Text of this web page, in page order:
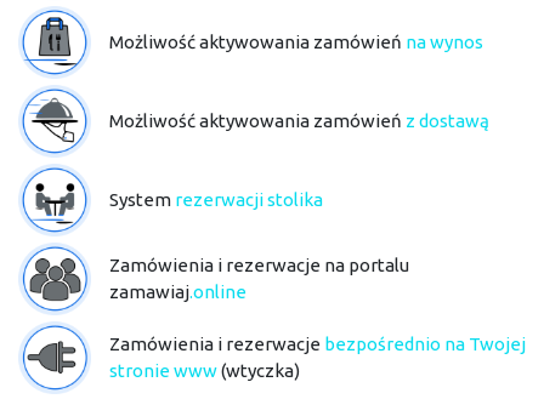
Możliwość aktywowania zamówień na wynos
Możliwość aktywowania zamówień z dostawą
System rezerwacji stolika
Zamówienia i rezerwacje na portalu
zamawiaj.online
Zamówienia i rezerwacje bezpośrednio na Twojej
stronie www(wtyczka)